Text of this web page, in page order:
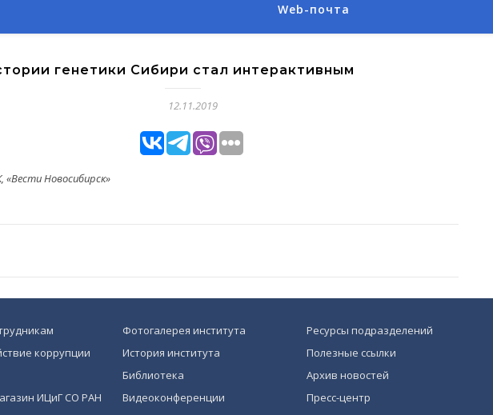
Web-почта
генетики Сибири стал интерактивным
12.11.2019
«Вести Новосибирск»
коррупции
ИЦиГ СО РАН
Фотогалерея института
История института
Библиотека
Видеоконференции
Ресурсы подразделений
Полезные ссылки
Архив новостей
Пресс-центр